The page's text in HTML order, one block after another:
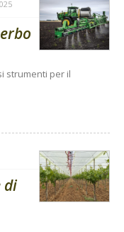
strumenti per il
di